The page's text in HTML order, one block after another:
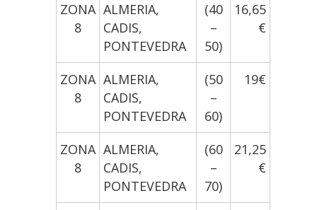
ZONA
8
ALMERIA,
CADIS,
PONTEVEDRA
(40
–
50)
16,65
€
ZONA
8
ALMERIA,
CADIS,
PONTEVEDRA
(50
–
60)
19€
ZONA
8
ALMERIA,
CADIS,
PONTEVEDRA
(60
–
70)
21,25
€